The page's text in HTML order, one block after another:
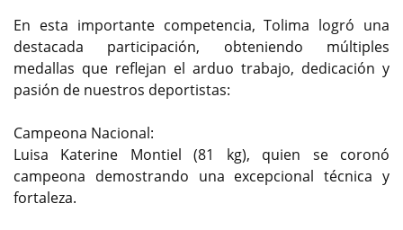
En esta importante competencia, Tolima logró una
destacada participación, obteniendo múltiples
medallas que reflejan el arduo trabajo, dedicación y
pasión de nuestros deportistas:
Campeona Nacional:
Luisa Katerine Montiel (81 kg), quien se coronó
campeona demostrando una excepcional técnica y
fortaleza.